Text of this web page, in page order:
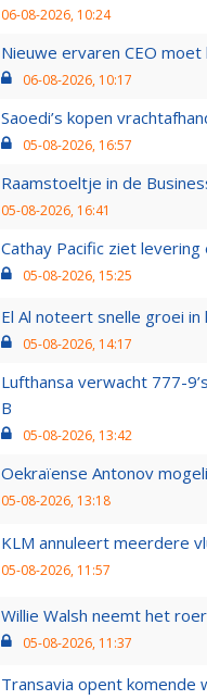
06-08-2026, 10:24
Nieuwe ervaren CEO
06-08-2026, 10:17
Saoedi’s kopen
05-08-2026, 16:57
Raamstoeltje in de
05-08-2026, 16:41
Cathay Pacific ziet
05-08-2026, 15:25
El Al noteert snelle groei
05-08-2026, 14:17
Lufthansa verwacht 777-
B
05-08-2026, 13:42
Oekraïense Antonov
05-08-2026, 13:18
KLM annuleert meerdere
05-08-2026, 11:57
Willie Walsh neemt het
05-08-2026, 11:37
Transavia opent komende